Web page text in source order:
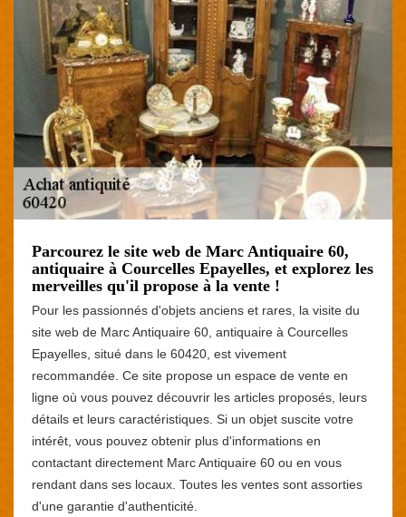
Parcourez le site web de Marc Antiquaire 60,
antiquaire à Courcelles Epayelles, et explorez les
merveilles qu'il propose à la vente !
Pour les passionnés d'objets anciens et rares, la visite du
site web de Marc Antiquaire 60, antiquaire à Courcelles
Epayelles, situé dans le 60420, est vivement
recommandée. Ce site propose un espace de vente en
ligne où vous pouvez découvrir les articles proposés, leurs
détails et leurs caractéristiques. Si un objet suscite votre
intérêt, vous pouvez obtenir plus d'informations en
contactant directement Marc Antiquaire 60 ou en vous
rendant dans ses locaux. Toutes les ventes sont assorties
d'une garantie d'authenticité.